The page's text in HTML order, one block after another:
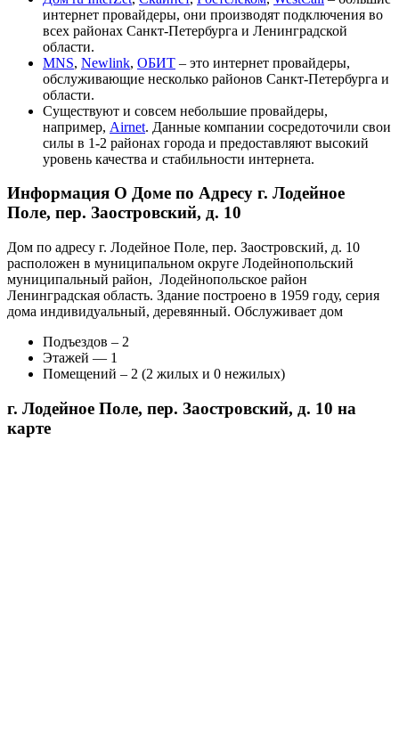
интернет провайдеры, они производят подключения во
всех районах Санкт-Петербурга и Ленинградской
области.
MNS, Newlink, ОБИТ – это интернет провайдеры,
обслуживающие несколько районов Санкт-Петербурга и
области.
Существуют и совсем небольшие провайдеры,
например, Airnet. Данные компании сосредоточили свои
силы в 1-2 районах города и предоставляют высокий
уровень качества и стабильности интернета.
Информация О Доме по Адресу г. Лодейное
Поле, пер. Заостровский, д. 10
Дом по адресу г. Лодейное Поле, пер. Заостровский, д. 10
расположен в муниципальном округе Лодейнопольский
муниципальный район, Лодейнопольское район
Ленинградская область. Здание построено в 1959 году, серия
дома индивидуальный, деревянный. Обслуживает дом
Подъездов – 2
Этажей — 1
Помещений – 2 (2 жилых и 0 нежилых)
г. Лодейное Поле, пер. Заостровский, д. 10 на
карте